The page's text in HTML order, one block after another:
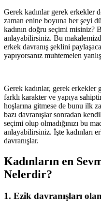
Gerek kadınlar gerek erkekler
zaman enine boyuna her şeyi
kadının doğru seçimi misiniz?
anlayabilirsiniz. Bu
erkek davranış şeklini
yapıyorsanız muhtemelen
Gerek kadınlar, gerek erkekler
farklı karakter ve yapıya
hoşlarına gitmese de bunu ilk
bazı davranışlar sonradan
seçimi olup olmadığınızı bu
anlayabilirsiniz. İşte kadınları
davranışlar.
Kadınların en
Nelerdir?
1. Ezik davranışları